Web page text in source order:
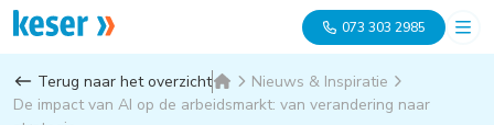
073 303 2985
Terug naar het overzicht
Nieuws & Inspiratie
De impact van AI op de arbeidsmarkt: van verandering naar